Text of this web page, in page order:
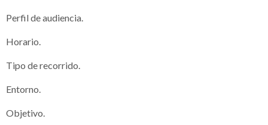
Perfil de audiencia.
Horario.
Tipo de recorrido.
Entorno.
Objetivo.